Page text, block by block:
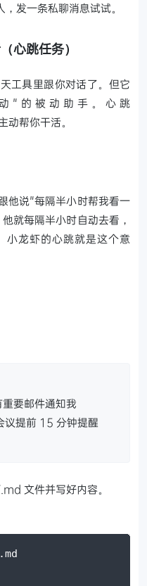
发一条私聊消息试试。
心跳任务）
工具里跟你对话了。但它
"的被动助手。心跳
动帮你干活。
他说"每隔半小时帮我看一
就每隔半小时自动去看，
小龙虾的心跳就是这个意
要邮件通知我
议提前 15 分钟提醒
文件并写好内容。